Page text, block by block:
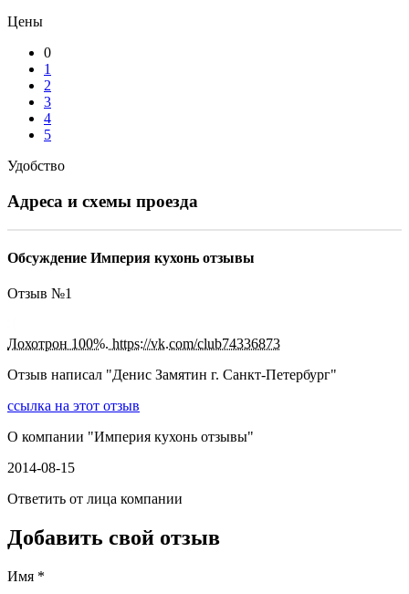
Цены
0
1
2
3
4
5
Удобство
Адреса и схемы проезда
Обсуждение Империя кухонь отзывы
Отзыв №1
Лохотрон 100%. https://vk.com/club74336873
Отзыв написал "Денис Замятин г. Санкт-Петербург"
ссылка на этот отзыв
О компании "Империя кухонь отзывы"
2014-08-15
Ответить от лица компании
Добавить свой отзыв
Имя *